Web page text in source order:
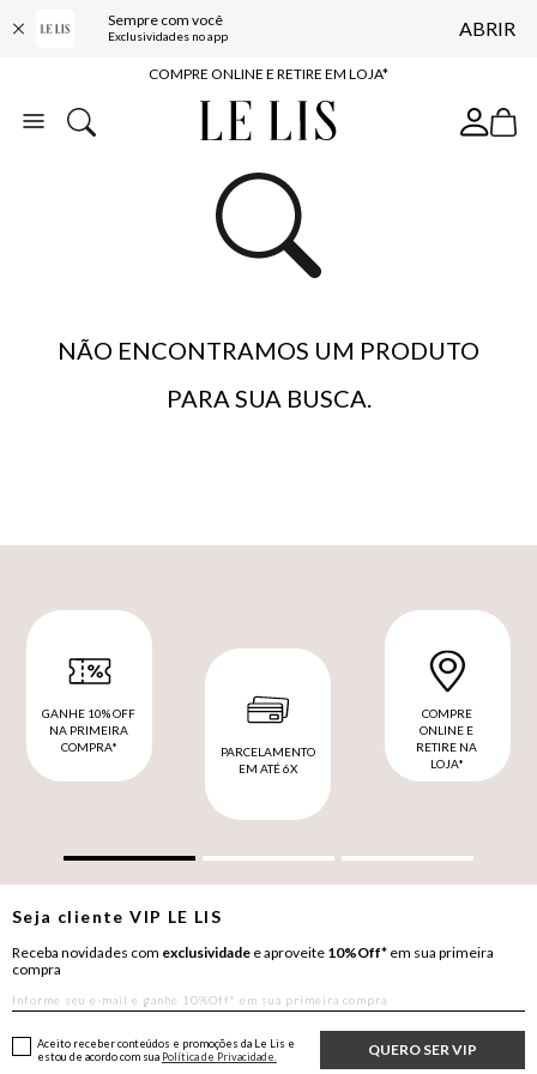
Sempre com você
Exclusividades no app ABRIR
10% OFF NA PRIMEIRA COMPRA*
COMPRE ONLINE E RETIRE EM LOJA*
ENTREGA EXPRESSA*
BAIXE O APP
10% OFF NA PRIMEIRA COMPRA*
NÃO ENCONTRAMOS UM PRODUTO
PARA SUA BUSCA.
GANHE 10% OFF
NA PRIMEIRA
COMPRA*
PARCELAMENTO
EM ATÉ 6X
COMPRE
ONLINE E
RETIRE NA
LOJA*
Seja clienteVIP LE LIS
Receba novidades com exclusividade e aproveite 10%Off* em sua primeira
compra
QUERO SER VIP
Aceito receber conteúdos e promoções da Le Lis e
estou de acordo com sua Política de Privacidade.